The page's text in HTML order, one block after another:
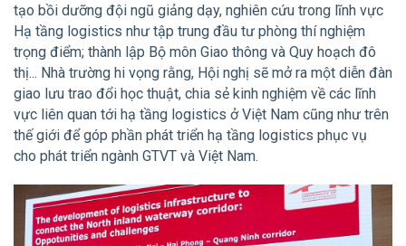
tạo bồi dưỡng đội ngũ giảng dạy, nghiên cứu trong lĩnh vực
Hạ tầng logistics như tập trung đầu tư phòng thí nghiệm
trọng điểm; thành lập Bộ môn Giao thông và Quy hoạch đô
thị... Nhà trường hi vọng rằng, Hội nghị sẽ mở ra một diễn đàn
giao lưu trao đổi học thuật, chia sẻ kinh nghiệm về các lĩnh
vực liên quan tới hạ tầng logistics ở Việt Nam cũng như trên
thế giới để góp phần phát triển hạ tầng logistics phục vụ
cho phát triển ngành GTVT và Việt Nam.